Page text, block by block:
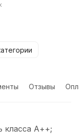
Отзывы
класса А++;